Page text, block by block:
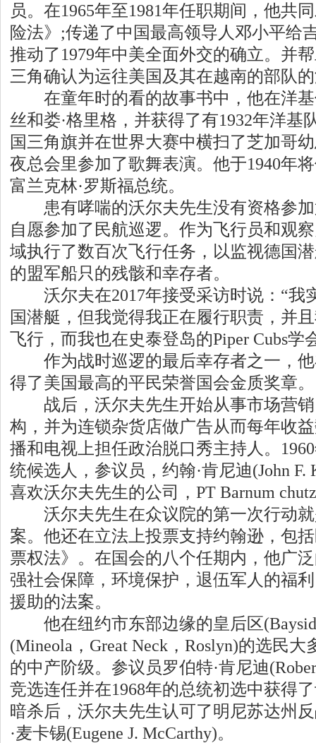
员。在1965年至1981年任职期间，他共
险法》;传递了中国最高领导人邓小平给
推动了1979年中美全面外交的确立。并
三角确认为运往美国及其在越南的部队
在童年时的看的故事书中，他在洋基
丝和娄·格里格，并获得了有1932年洋基
国三角旗并在世界大赛中横扫了芝加哥
夜总会里参加了歌舞表演。他于1940年
富兰克林·罗斯福总统。
患有哮喘的沃尔夫先生没有资格参加
自愿参加了民航巡逻。作为飞行员和观
域执行了数百次飞行任务，以监视德国
的盟军船只的残骸和幸存者。
沃尔夫在2017年接受采访时说：“我
国潜艇，但我觉得我正在履行职责，并
飞行，而我也在史泰登岛的Piper Cubs学
作为战时巡逻的最后幸存者之一，他
得了美国最高的平民荣誉国会金质奖章。
战后，沃尔夫先生开始从事市场营销
构，并为连锁杂货店做广告从而每年收
播和电视上担任政治脱口秀主持人。
统候选人，参议员，约翰·肯尼迪(John F.
喜欢沃尔夫先生的公司，PT Barnum
沃尔夫先生在众议院的第一次行动就
案。他还在立法上投票支持约翰逊，包
票权法》。在国会的八个任期内，他广
强社会保障，环境保护，退伍军人的福
援助的法案。
他在纽约市东部边缘的皇后区
(Mineola，Great Neck，Roslyn)的选民
的中产阶级。参议员罗伯特·肯尼迪
竞选连任并在1968年的总统初选中获得
暗杀后，沃尔夫先生认可了明尼苏达州
·麦卡锡(Eugene J. McCarthy)。